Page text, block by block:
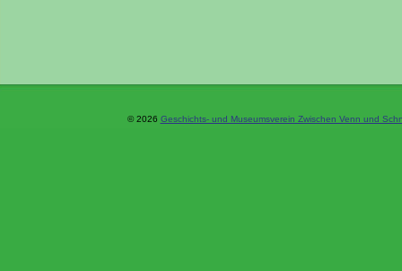
© 2026 Geschichts- und Museumsverein Zwischen Venn und